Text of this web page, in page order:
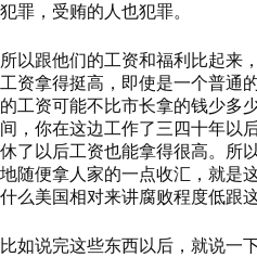
犯罪，受贿的人也犯罪。
所以跟他们的工资和福利比起来
工资拿得挺高，即使是一个普通
的工资可能不比市长拿的钱少多
间，你在这边工作了三四十年以
休了以后工资也能拿得很高。所
地随便拿人家的一点收汇，就是
什么美国相对来讲腐败程度低跟
比如说完这些东西以后，就说一